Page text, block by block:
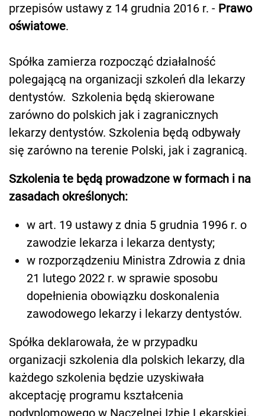
przepisów ustawy z 14 grudnia 2016 r. - Prawo
oświatowe.
Spółka zamierza rozpocząć działalność
polegającą na organizacji szkoleń dla lekarzy
dentystów. Szkolenia będą skierowane
zarówno do polskich jak i zagranicznych
lekarzy dentystów. Szkolenia będą odbywały
się zarówno na terenie Polski, jak i zagranicą.
Szkolenia te będą prowadzone w formach i na
zasadach określonych:
w art. 19 ustawy z dnia 5 grudnia 1996 r. o
zawodzie lekarza i lekarza dentysty;
w rozporządzeniu Ministra Zdrowia z dnia
21 lutego 2022 r. w sprawie sposobu
dopełnienia obowiązku doskonalenia
zawodowego lekarzy i lekarzy dentystów.
Spółka deklarowała, że w przypadku
organizacji szkolenia dla polskich lekarzy, dla
każdego szkolenia będzie uzyskiwała
akceptację programu kształcenia
podyplomowego w Naczelnej Izbie Lekarskiej,